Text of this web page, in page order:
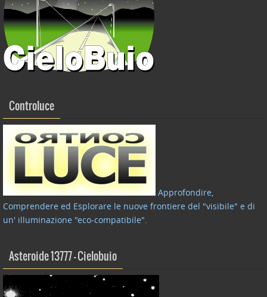
Controluce
Approfondire,
Comprendere ed Esplorare le nuove frontiere del "visibile" e di
un' illuminazione "eco-compatibile".
Asteroide 13777 – Cielobuio